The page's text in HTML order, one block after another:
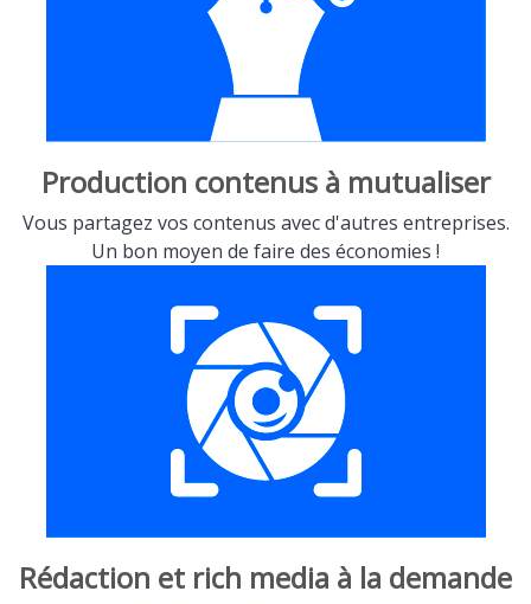
Production contenus à mutualiser
Vous partagez vos contenus avec d'autres entreprises.
Un bon moyen de faire des économies !
Rédaction et rich media à la demande